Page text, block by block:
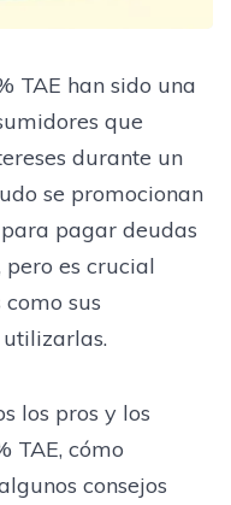
TAE han sido una
que
durante un
se promocionan
pagar deudas
es crucial
sus
los pros y los
TAE, cómo
consejos